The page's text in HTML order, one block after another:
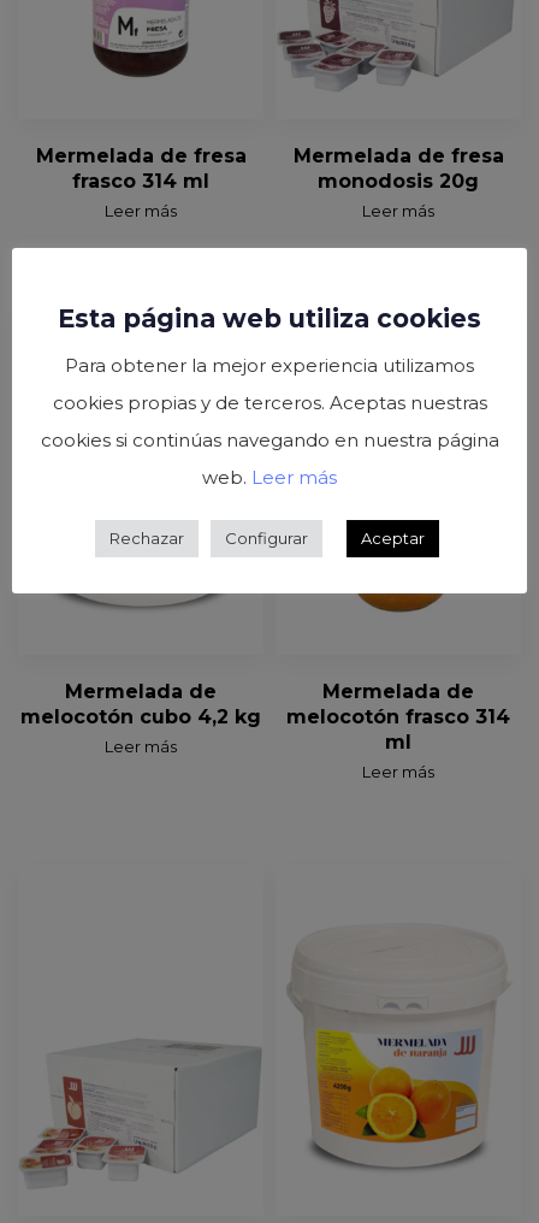
Mermelada de fresa
frasco 314 ml
Leer más
Mermelada de fresa
monodosis 20g
Leer más
Mermelada de
melocotón cubo 4,2 kg
Leer más
Mermelada de
melocotón frasco 314
ml
Leer más
Esta página web utiliza cookies
Para obtener la mejor experiencia utilizamos
cookies propias y de terceros. Aceptas nuestras
cookies si continúas navegando en nuestra página
web. Leer más
Rechazar Configurar Aceptar